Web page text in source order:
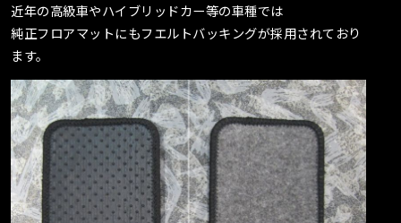
近年の高級車やハイブリッドカー等の車種では
純正フロアマットにもフエルトバッキングが採用されており
ます。